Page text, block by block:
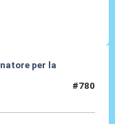
per la
#780